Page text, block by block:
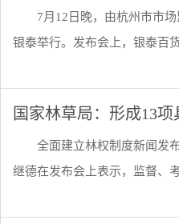
7月12日晚，由杭州市市
银泰举行。发布会上，银泰百
国家林草局：形成13
全面建立林权制度新闻发
继德在发布会上表示，监督、